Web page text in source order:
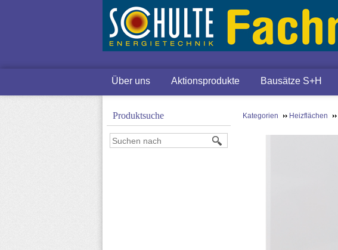
Über uns Aktionsprodukte Bausätze S+H
Produktsuche Kategorien Heizflächen